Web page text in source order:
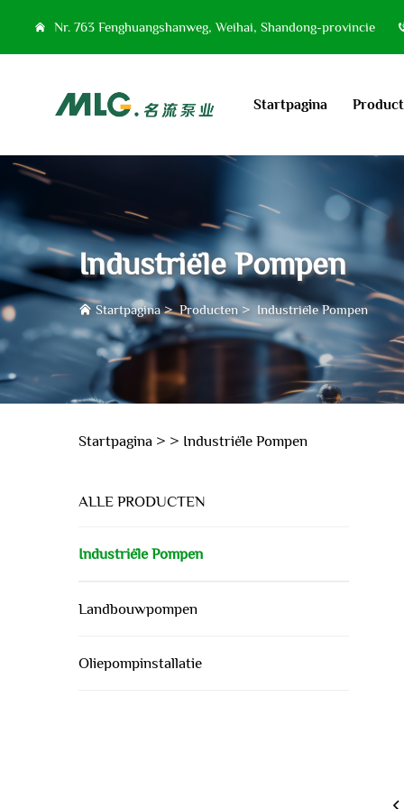
Nr. 763 Fenghuangshanweg, Weihai, Shandong-provincie
Startpagina
Industriële Pompen
Startpagina>Producten> Industriële Pompen
Startpagina > > Industriële Pompen
ALLE PRODUCTEN
Industriële Pompen
Landbouwpompen
Oliepompinstallatie